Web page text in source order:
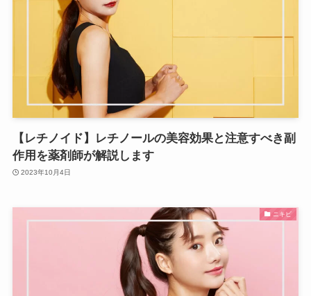
【レチノイド】レチノールの美容効果と注意すべき副
作用を薬剤師が解説します
2023年10月4日
ニキビ